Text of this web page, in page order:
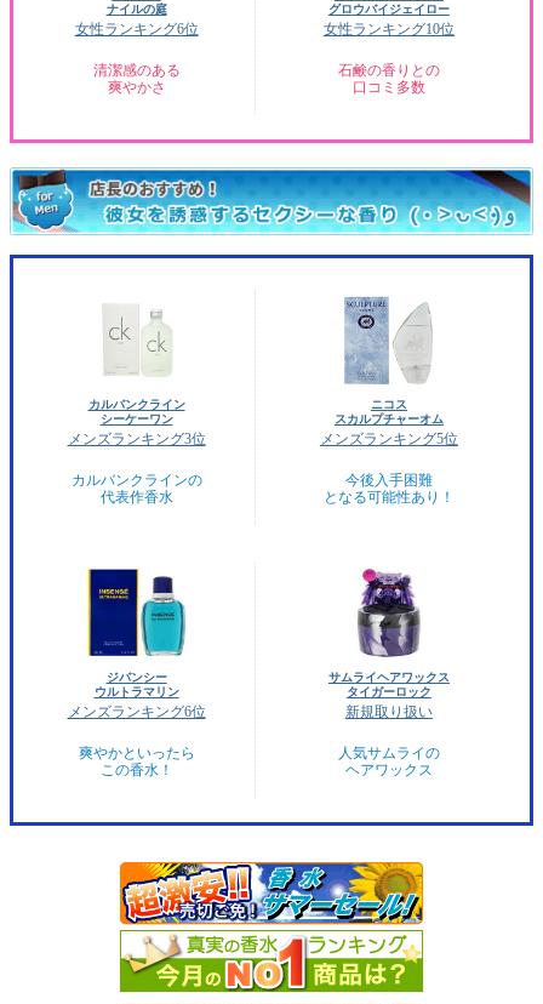
ナイルの庭
女性ランキング6位
清潔感のある
爽やかさ
グロウバイジェイロー
女性ランキング10位
石鹸の香りとの
口コミ多数
カルバンクライン
シーケーワン
メンズランキング3位
カルバンクラインの
代表作香水
ニコス
スカルプチャーオム
メンズランキング5位
今後入手困難
となる可能性あり！
ジバンシー
ウルトラマリン
メンズランキング6位
爽やかといったら
この香水！
サムライヘアワックス
タイガーロック
新規取り扱い
人気サムライの
ヘアワックス